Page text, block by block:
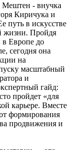
Мештен - внучка
Киричука и
путь в искусстве
жизни. Пройдя
в Европе до
сегодня она
на
масштабный
и
гайд:
пройдет «для
карьере. Вместе
формирования
продвижения и